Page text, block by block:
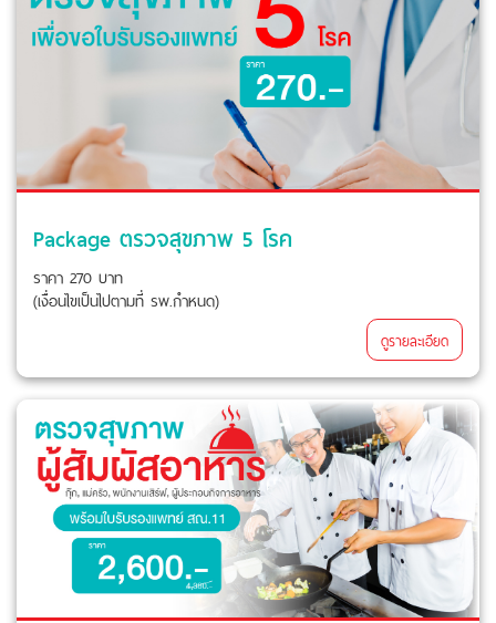
Package ตรวจสุขภาพ 5 โรค
ราคา 270 บาท
(เงื่อนไขเป็นไปตามที่ รพ.กำหนด)
ดูรายละเอียด